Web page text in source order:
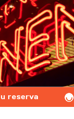
reserva